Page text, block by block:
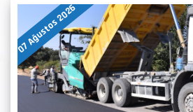
07 Ağustos 2026